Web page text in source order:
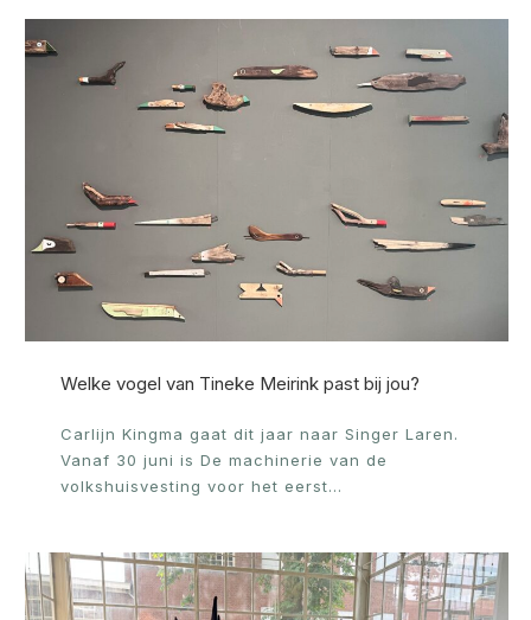
Welke vogel van Tineke Meirink past bij jou?
Carlijn Kingma gaat dit jaar naar Singer Laren.
Vanaf 30 juni is De machinerie van de
volkshuisvesting voor het eerst…